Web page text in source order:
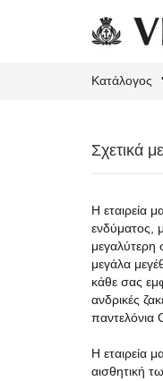
Κατάλογος
Σχετικά
Η εταιρεία
ενδύματος,
μεγαλύτερη
μεγάλα
κάθε σας
ανδρικές
παντελόνια
Η εταιρεία
αισθητική